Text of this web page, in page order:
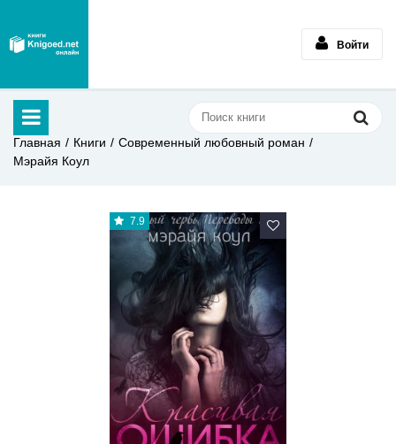
Войти
Главная Книги
Современный любовный роман
Мэрайя Коул
7.9